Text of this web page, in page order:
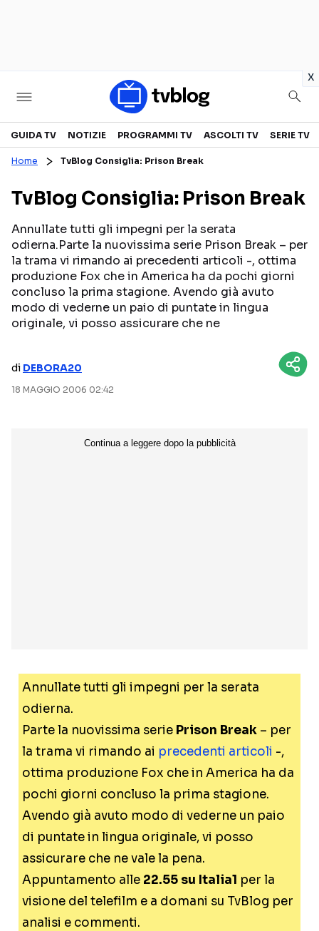
x
Televisione
CANALI TV
PROGRAMMI TV
PERSONAGGI TV
SERIE TV
REALITY SHOW
FICTION
Streaming
AMAZON PRIME VIDEO
DISNEY+
GUIDA TV NOTIZIE PROGRAMMI TV ASCOLTI TV SERIE TV
Home TvBlog Consiglia: Prison Break
TvBlog Consiglia: Prison Break
Annullate tutti gli impegni per la serata
odierna.Parte la nuovissima serie Prison Break – per
la trama vi rimando ai precedenti articoli -, ottima
produzione Fox che in America ha da pochi giorni
concluso la prima stagione. Avendo già avuto
modo di vederne un paio di puntate in lingua
originale, vi posso assicurare che ne
di DEBORA20
18 MAGGIO 2006 02:42
Annullate tutti gli impegni per la serata
odierna.
Parte la nuovissima serie Prison Break – per
la trama vi rimando ai precedenti articoli -,
ottima produzione Fox che in America ha da
pochi giorni concluso la prima stagione.
Avendo già avuto modo di vederne un paio
di puntate in lingua originale, vi posso
assicurare che ne vale la pena.
Appuntamento alle 22.55 su Italia1 per la
visione del telefilm e a domani su TvBlog per
analisi e commenti.